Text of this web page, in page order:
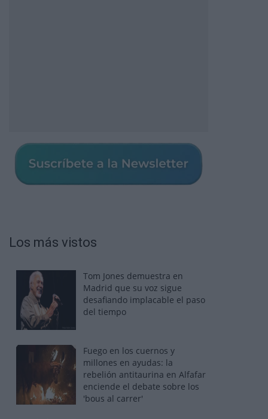
Los más vistos
Tom Jones demuestra en
Madrid que su voz sigue
desafiando implacable el paso
del tiempo
Fuego en los cuernos y
millones en ayudas: la
rebelión antitaurina en Alfafar
enciende el debate sobre los
'bous al carrer'